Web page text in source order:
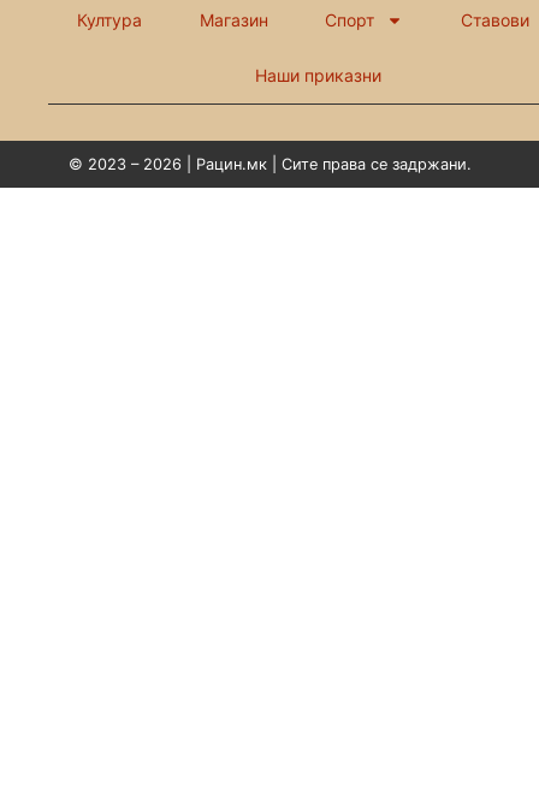
Култура Магазин Спорт Ставови
Наши приказни
© 2023 – 2026 | Рацин.мк | Сите права се задржани.